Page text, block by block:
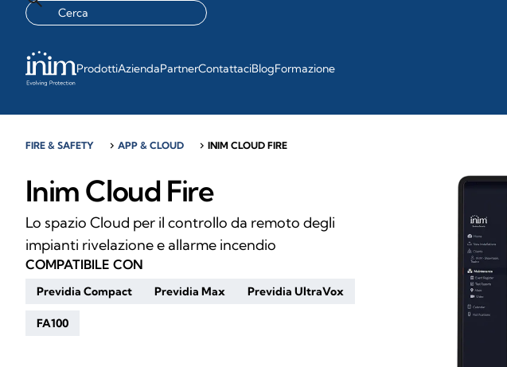
ProdottiAziendaPartnerContattaciBlogFormazione
FIRE & SAFETY chevron_right APP & CLOUD chevron_right INIM CLOUD FIRE
Inim Cloud Fire
Lo spazio Cloud per il controllo da remoto degli
impianti rivelazione e allarme incendio
COMPATIBILE CON
Previdia Compact Previdia Max Previdia UltraVox
FA100